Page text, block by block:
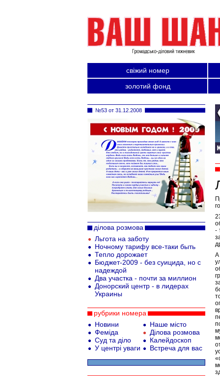
свіжий номер
золотий фонд
-
А
№53 от 31.12.2008
ділова розмова
Льгота на заботу
Ночному тарифу все-таки быть
Тепло дорожает
Бюджет-2009 - без суицида, но с
надеждой
Два участка - почти за миллион
Донорский центр - в лидерах
Украины
рубрики номера
Новини
Феміда
Суд та діло
У центрі уваги
Наше місто
Ділова розмова
Калейдоскоп
Встреча для вас